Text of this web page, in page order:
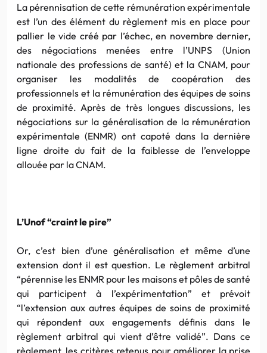
La pérennisation de cette rémunération expérimentale
est l’un des élément du règlement mis en place pour
pallier le vide créé par l’échec, en novembre dernier,
des négociations menées entre l’UNPS (Union
nationale des professions de santé) et la CNAM, pour
organiser les modalités de coopération des
professionnels et la rémunération des équipes de soins
de proximité. Après de très longues discussions, les
négociations sur la généralisation de la rémunération
expérimentale (ENMR) ont capoté dans la dernière
ligne droite du fait de la faiblesse de l’enveloppe
allouée par la CNAM.
L’Unof “craint le pire”
Or, c’est bien d’une généralisation et même d’une
extension dont il est question. Le règlement arbitral
“pérennise les ENMR pour les maisons et pôles de santé
qui participent à l’expérimentation” et prévoit
“l’extension aux autres équipes de soins de proximité
qui répondent aux engagements définis dans le
règlement arbitral qui vient d’être validé”. Dans ce
règlement, les critères retenus pour améliorer la prise